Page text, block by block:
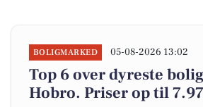
BOLIGMARKED 05-08-2026 13:02
Top 6 over dyreste
Hobro. Priser op til